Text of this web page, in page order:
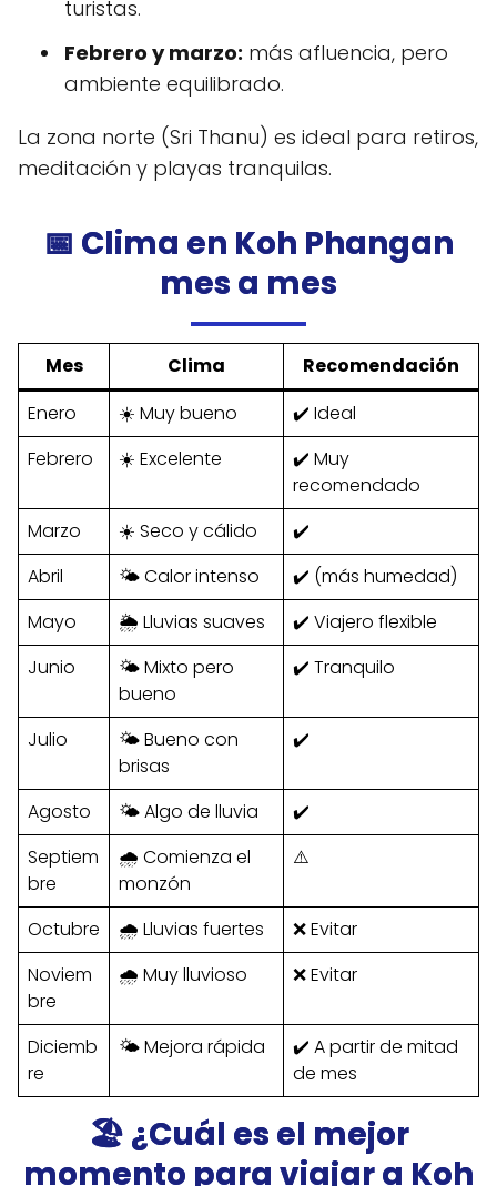
turistas.
Febrero y marzo: más afluencia, pero
ambiente equilibrado.
La zona norte (Sri Thanu) es ideal para retiros,
meditación y playas tranquilas.
📅 Clima en Koh Phangan
mes a mes
Mes Clima
Recomendación
Enero
☀️ Muy bueno
✔️ Ideal
Febrero
☀️ Excelente
✔️ Muy
recomendado
Marzo
☀️ Seco y cálido
✔️
Abril
🌤️ Calor intenso
✔️ (más humedad)
Mayo
🌦️ Lluvias suaves
✔️ Viajero flexible
Junio
🌤️ Mixto pero
bueno
✔️ Tranquilo
Julio
🌤️ Bueno con
brisas
✔️
Agosto 🌤️ Algo de lluvia
✔️
Septiem
bre
🌧️ Comienza el
monzón
⚠️
Octubre 🌧️ Lluvias fuertes
❌ Evitar
Noviem
bre
🌧️ Muy lluvioso ❌ Evitar
Diciemb
re
🌤️ Mejora rápida
✔️ A partir de mitad
de mes
🏖️ ¿Cuál es el mejor
momento para viajar a Koh